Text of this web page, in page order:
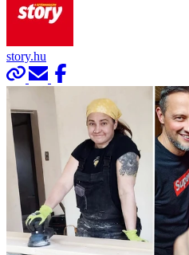
story.hu